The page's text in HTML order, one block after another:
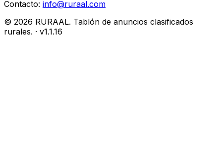
Contacto: info@ruraal.com
© 2026 RURAAL. Tablón de anuncios clasificados
rurales. · v1.1.16